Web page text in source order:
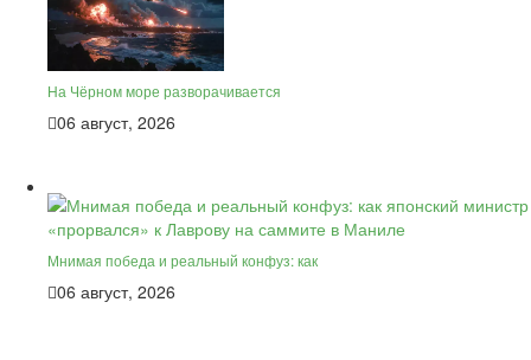
На Чёрном море разворачивается
06 август, 2026
Мнимая победа и реальный конфуз: как
06 август, 2026